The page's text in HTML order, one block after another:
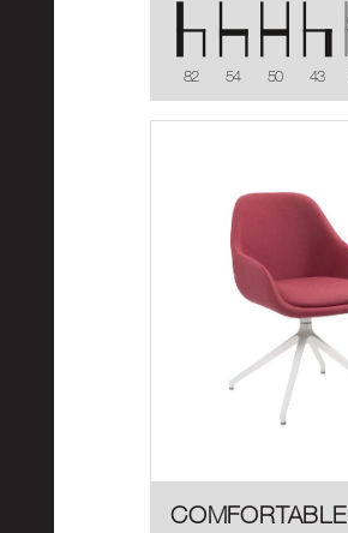
82 54 50 43
COMFORTABLE